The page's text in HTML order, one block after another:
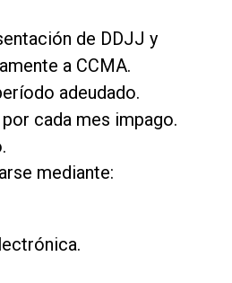
de DDJJ y
a CCMA.
adeudado.
por cada mes impago.
mediante: